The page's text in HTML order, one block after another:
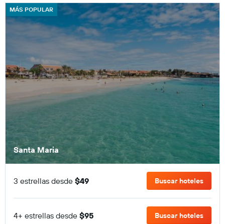
MÁS POPULAR
Santa Maria
3 estrellas desde $49 Buscar hoteles
4+ estrellas desde $95 Buscar hoteles